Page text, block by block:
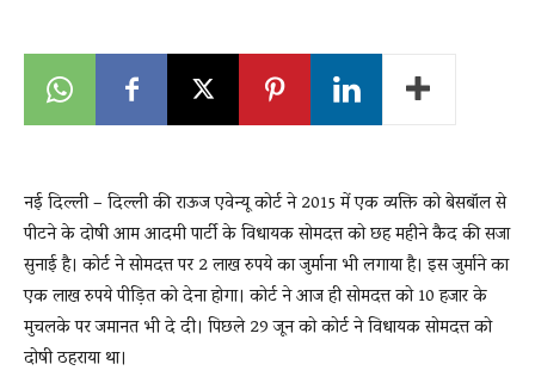
Breaking
नई दिल्ली – दिल्ली की राऊज एवेन्यू कोर्ट ने 2015 में एक व्यक्ति को बेसबॉल से
पीटने के दोषी आम आदमी पार्टी के विधायक सोमदत्त को छह महीने कैद की सजा
सुनाई है। कोर्ट ने सोमदत्त पर 2 लाख रुपये का जुर्माना भी लगाया है। इस जुर्माने का
एक लाख रुपये पीड़ित को देना होगा। कोर्ट ने आज ही सोमदत्त को 10 हजार के
मुचलके पर जमानत भी दे दी। पिछले 29 जून को कोर्ट ने विधायक सोमदत्त को
दोषी ठहराया था।